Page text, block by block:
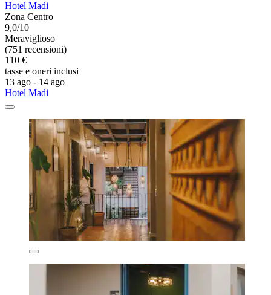
Hotel Madi
Zona Centro
9,0/10
Meraviglioso
(751 recensioni)
110 €
tasse e oneri inclusi
13 ago - 14 ago
Hotel Madi